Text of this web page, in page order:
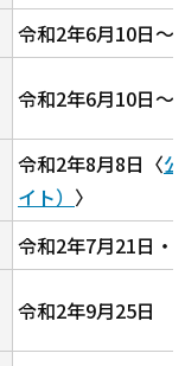
令和2年6月10日～
令和2年6月10日～
令和2年8月8日〈
イト） 〉
令和2年7月21日・
令和2年9月25日